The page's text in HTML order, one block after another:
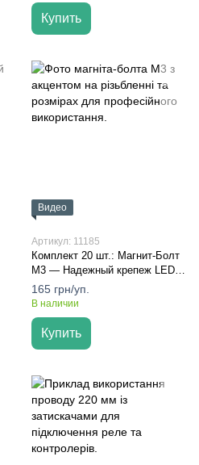
Купить
Видео
Артикул: 11185
Комплект 20 шт.: Магнит-Болт
М3 — Надежный крепеж LED-
модулей на металлический
каркас
165 грн/уп.
В наличии
Купить